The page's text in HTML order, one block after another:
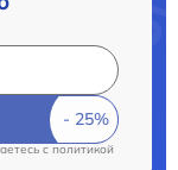
cполитикой